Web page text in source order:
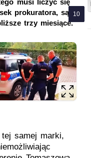
musi liczyć się
prokuratora, sąd
trzy miesiące.
tej samej marki,